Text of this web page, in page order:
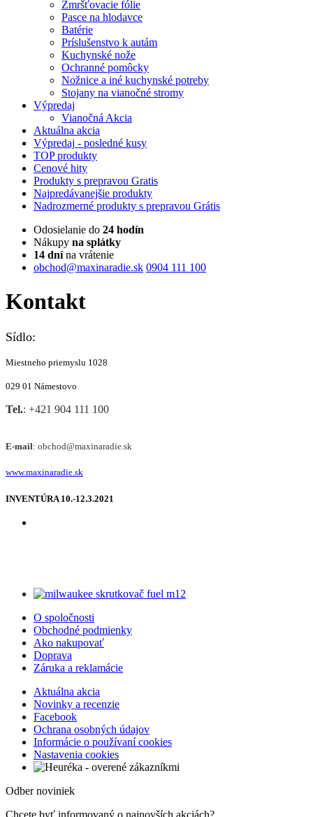
Zmršťovacie fólie
Pasce na hlodavce
Batérie
Príslušenstvo k autám
Kuchynské nože
Ochranné pomôcky
Nožnice a iné kuchynské potreby
Stojany na vianočné stromy
Výpredaj
Vianočná Akcia
Aktuálna akcia
Výpredaj - posledné kusy
TOPprodukty
Cenové hity
Produkty s prepravou Gratis
Najpredávanejšie produkty
Nadrozmerné produkty s prepravou Grátis
Odosielanie do 24 hodín
Nákupy na splátky
14 dnína vrátenie
obchod@maxinaradie.sk 0904 111 100
Kontakt
Sídlo:
Miestneho priemyslu 1028
029 01 Námestovo
Tel.: +421 904 111 100
E-mail: obchod@maxinaradie.sk
www.maxinaradie.sk
INVENTÚRA 10.-12.3.2021
O spoločnosti
Obchodné podmienky
Ako nakupovať
Doprava
Záruka a reklamácie
Aktuálna akcia
Novinky a recenzie
Facebook
Ochrana osobných údajov
Informácie o používaní cookies
Nastavenia cookies
Odber noviniek
Chcete byť informovaný o najnovších akciách?